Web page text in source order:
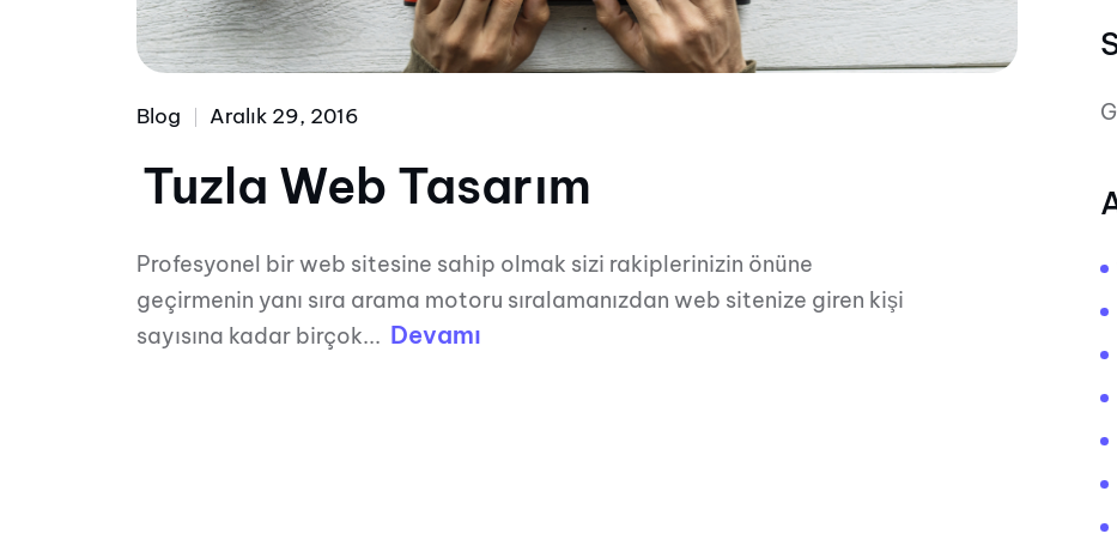
Blog Aralık 29, 2016
Tuzla Web Tasarım
Profesyonel bir web sitesine sahip olmak sizi rakiplerinizin önüne
geçirmenin yanı sıra arama motoru sıralamanızdan web sitenize giren kişi
sayısına kadar birçok... Devamı